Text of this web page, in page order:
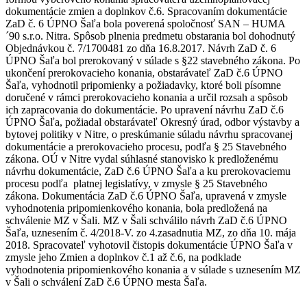
dokumentácie zmien a doplnkov č.6. Spracovaním dokumentácie
ZaD č. 6 ÚPNO Šaľa bola poverená spoločnosť SAN – HUMA
´90 s.r.o. Nitra. Spôsob plnenia predmetu obstarania bol dohodnutý
Objednávkou č. 7/1700481 zo dňa 16.8.2017. Návrh ZaD č. 6
ÚPNO Šaľa bol prerokovaný v súlade s §22 stavebného zákona. Po
ukončení prerokovacieho konania, obstarávateľ ZaD č.6 ÚPNO
Šaľa, vyhodnotil pripomienky a požiadavky, ktoré boli písomne
doručené v rámci prerokovacieho konania a určil rozsah a spôsob
ich zapracovania do dokumentácie. Po upravení návrhu ZaD č.6
ÚPNO Šaľa, požiadal obstarávateľ Okresný úrad, odbor výstavby a
bytovej politiky v Nitre, o preskúmanie súladu návrhu spracovanej
dokumentácie a prerokovacieho procesu, podľa § 25 Stavebného
zákona. OÚ v Nitre vydal súhlasné stanovisko k predloženému
návrhu dokumentácie, ZaD č.6 ÚPNO Šaľa a ku prerokovaciemu
procesu podľa platnej legislatívy, v zmysle § 25 Stavebného
zákona. Dokumentácia ZaD č.6 ÚPNO Šaľa, upravená v zmysle
vyhodnotenia pripomienkového konania, bola predložená na
schválenie MZ v Šali. MZ v Šali schválilo návrh ZaD č.6 ÚPNO
Šaľa, uznesením č. 4/2018-V. zo 4.zasadnutia MZ, zo dňa 10. mája
2018. Spracovateľ vyhotovil čistopis dokumentácie ÚPNO Šaľa v
zmysle jeho Zmien a doplnkov č.1 až č.6, na podklade
vyhodnotenia pripomienkového konania a v súlade s uznesením MZ
v Šali o schválení ZaD č.6 ÚPNO mesta Šaľa.